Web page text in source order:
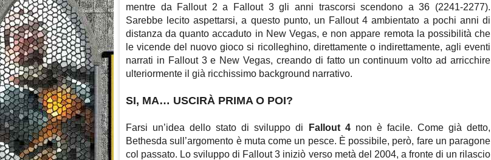
mentre da Fallout 2 a Fallout 3 gli anni trascorsi scendono a 36 (2241-2277).
Sarebbe lecito aspettarsi, a questo punto, un Fallout 4 ambientato a pochi anni di
distanza da quanto accaduto in New Vegas, e non appare remota la possibilità che
le vicende del nuovo gioco si ricolleghino, direttamente o indirettamente, agli eventi
narrati in Fallout 3 e New Vegas, creando di fatto un continuum volto ad arricchire
ulteriormente il già ricchissimo background narrativo.
SI, MA… USCIRÀ PRIMA O POI?
Farsi un’idea dello stato di sviluppo di Fallout 4non è facile. Come già detto,
Bethesda sull’argomento è muta come un pesce. È possibile, però, fare un paragone
col passato. Lo sviluppo di Fallout 3 iniziò verso metà del 2004, a fronte di un rilascio